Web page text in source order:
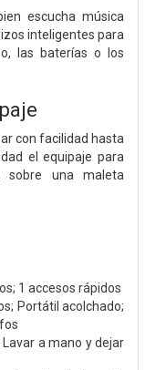
escucha música
inteligentes para
las baterías o los
con facilidad hasta
el equipaje para
sobre una maleta
1 accesos rápidos
Portátil acolchado;
Lavar a mano y dejar